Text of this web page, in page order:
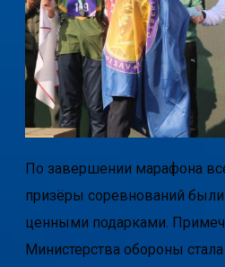
По завершении марафона
призёры соревнований
ценными подарками.
Министерства обороны